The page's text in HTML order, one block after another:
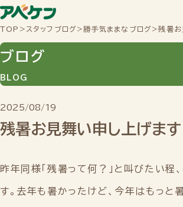
TOP > スタッフブログ> 勝手気ままなブログ>残暑お
ブログ
BLOG
2025/08/19
残暑お見舞い申し上げます
昨年同様「残暑って何？」と叫びたい程
す。去年も暑かったけど、今年はもっと